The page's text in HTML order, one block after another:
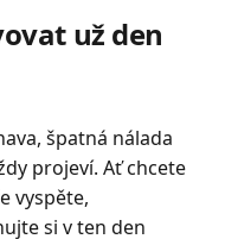
už den
špatná nálada
projeví. Ať chcete
vyspěte,
si v ten den